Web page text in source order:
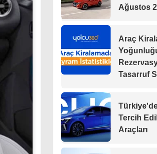
Ağustos
Araç
Tasarruf
Tercih
Araçları